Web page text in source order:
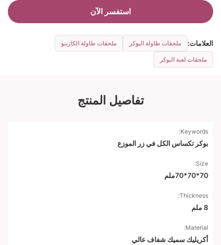
استفسر الآن
العلامات: ملحقات طاولة البوكر ملحقات طاولة الكازينو
ملحقات لعبة البوكر
تفاصيل المنتج
Keywords:
بوكر تكساس الكل في زر الموزع
Size:
70*70*70ملم
Thickness:
8 ملم
Material:
أكريليك سميك شفاف عالي